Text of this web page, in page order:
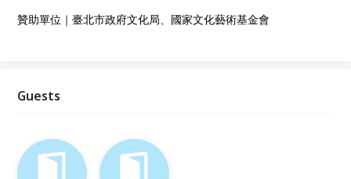
贊助單位｜臺北市政府文化局、國家文化藝術基金會
Guests